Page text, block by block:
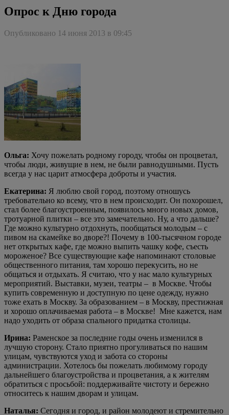
Опрос к Дню города
Опубликовано 14 июня 2013 в 09:45
Ольга: Хочу пожелать родному городу, чтобы он процветал,
чтобы люди, живущие в нем, не были равнодушными. Пусть
всегда у нас царит атмосфера доброты и участия.
Екатерина: Я люблю свой город, поэтому отношусь
требовательно ко всему, что в нем происходит. Он похорошел,
стал более благоустроенным, появилось много новых домов,
тротуарной плитки – все это замечательно. Ну, а что дальше?
Где можно культурно отдохнуть, пообщаться молодым – с
пивом на скамейке во дворе?! Почему в 100-тысячном городе
нет открытых кафе, где можно выпить чашку кофе, съесть
мороженое? Все существующие кафе напоминают столовые
общественного питания, там хорошо перекусить, но не
общаться и отдыхать. Я считаю, что у нас мало культурных
мероприятий. Выставки, музеи, театры – в Москве. Чтобы
купить современную и доступную по цене одежду, нужно
тоже ехать в Москву. За образованием – в Москву, престижная
и хорошо оплачиваемая работа – в Москве! Мне кажется, нам
надо уходить от образа спального придатка столицы.
Ирина: Раменское за последние годы очень изменился в
лучшую сторону. Стало приятно прогуливаться по нашим
улицам, чувствуются уход и забота со стороны
администрации. Хотелось бы пожелать любимому городу
дальнейшего благоустройства и процветания, а к жителям
обратиться с просьбой: поддерживайте чистоту и бережно
относитесь к нашим дворам и улицам.
Наталья: Сегодня и город, и район молодеют и стремительно